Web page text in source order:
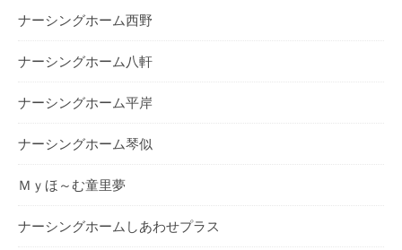
ナーシングホーム西野
ナーシングホーム⼋軒
ナーシングホーム平岸
ナーシングホーム琴似
Ｍｙほ～む童里夢
ナーシングホームしあわせプラス